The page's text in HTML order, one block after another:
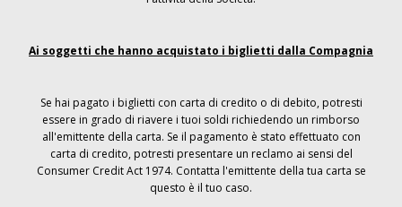
Ai soggetti che hanno acquistato i biglietti dalla Compagnia
Se hai pagato i biglietti con carta di credito o di debito, potresti
essere in grado di riavere i tuoi soldi richiedendo un rimborso
all'emittente della carta. Se il pagamento è stato effettuato con
carta di credito, potresti presentare un reclamo ai sensi del
Consumer Credit Act 1974. Contatta l'emittente della tua carta se
questo è il tuo caso.